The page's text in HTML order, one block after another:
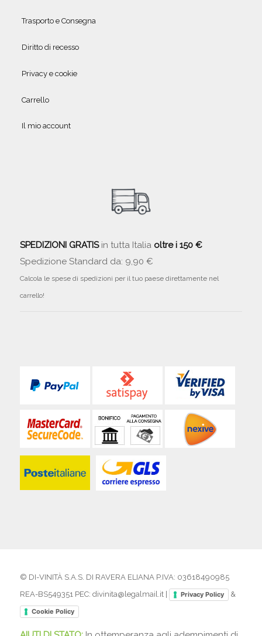
Trasporto e Consegna
Diritto di recesso
Privacy e cookie
Carrello
Il mio account
SPEDIZIONI GRATISin tutta Italia oltre i 150 €
Spedizione Standard da: 9,90 €
Calcola le spese di spedizioni per il tuo paese direttamente nel
carrello!
© DI-VINITÀ S.A.S. DI RAVERA ELIANA P.IVA: 03618490985
REA-BS549351 PEC: divinita@legalmail.it |
Privacy Policy &
Cookie Policy